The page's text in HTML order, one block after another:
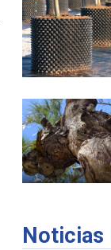
Noticias